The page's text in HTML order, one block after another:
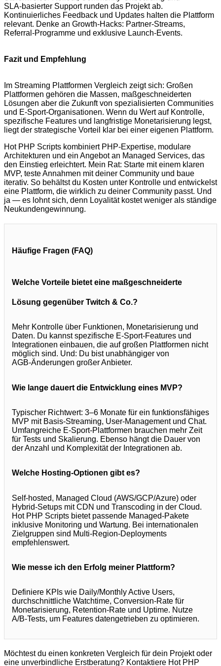
SLA‑basierter Support runden das Projekt ab.
Kontinuierliches Feedback und Updates halten die Plattform
relevant. Denke an Growth‑Hacks: Partner‑Streams,
Referral‑Programme und exklusive Launch‑Events.
Fazit und Empfehlung
Im Streaming Plattformen Vergleich zeigt sich: Großen
Plattformen gehören die Massen, maßgeschneiderten
Lösungen aber die Zukunft von spezialisierten Communities
und E‑Sport‑Organisationen. Wenn du Wert auf Kontrolle,
spezifische Features und langfristige Monetarisierung legst,
liegt der strategische Vorteil klar bei einer eigenen Plattform.
Hot PHP Scripts kombiniert PHP‑Expertise, modulare
Architekturen und ein Angebot an Managed Services, das
den Einstieg erleichtert. Mein Rat: Starte mit einem klaren
MVP, teste Annahmen mit deiner Community und baue
iterativ. So behältst du Kosten unter Kontrolle und entwickelst
eine Plattform, die wirklich zu deiner Community passt. Und
ja — es lohnt sich, denn Loyalität kostet weniger als ständige
Neukundengewinnung.
Häufige Fragen (FAQ)
Welche Vorteile bietet eine maßgeschneiderte
Lösung gegenüber Twitch & Co.?
Mehr Kontrolle über Funktionen, Monetarisierung und
Daten. Du kannst spezifische E‑Sport‑Features und
Integrationen einbauen, die auf großen Plattformen nicht
möglich sind. Und: Du bist unabhängiger von
AGB‑Änderungen großer Anbieter.
Wie lange dauert die Entwicklung eines MVP?
Typischer Richtwert: 3–6 Monate für ein funktionsfähiges
MVP mit Basis‑Streaming, User‑Management und Chat.
Umfangreiche E‑Sport‑Plattformen brauchen mehr Zeit
für Tests und Skalierung. Ebenso hängt die Dauer von
der Anzahl und Komplexität der Integrationen ab.
Welche Hosting‑Optionen gibt es?
Self‑hosted, Managed Cloud (AWS/GCP/Azure) oder
Hybrid‑Setups mit CDN und Transcoding in der Cloud.
Hot PHP Scripts bietet passende Managed‑Pakete
inklusive Monitoring und Wartung. Bei internationalen
Zielgruppen sind Multi‑Region‑Deployments
empfehlenswert.
Wie messe ich den Erfolg meiner Plattform?
Definiere KPIs wie Daily/Monthly Active Users,
durchschnittliche Watchtime, Conversion‑Rate für
Monetarisierung, Retention‑Rate und Uptime. Nutze
A/B‑Tests, um Features datengetrieben zu optimieren.
Möchtest du einen konkreten Vergleich für dein Projekt oder
eine unverbindliche Erstberatung? Kontaktiere Hot PHP